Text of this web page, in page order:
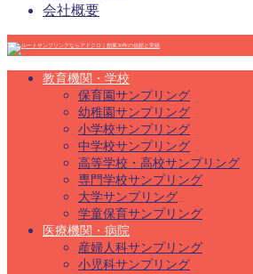
会社概要
教育機関・学校
保育園サンプリング
幼稚園サンプリング
小学校サンプリング
中学校サンプリング
高等学校・高校サンプリング
専門学校サンプリング
大学サンプリング
学童保育サンプリング
医療機関・病院
産婦人科サンプリング
小児科サンプリング